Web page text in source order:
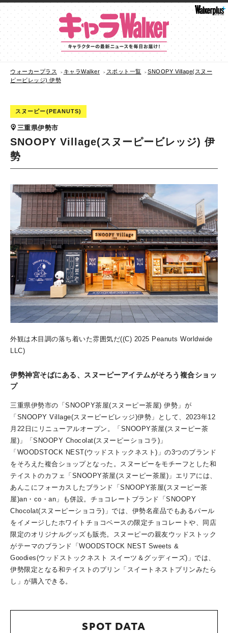
ウォーカープラス キャラWalker スポット一覧
SNOOPY Village(スヌー
ピービレッジ) 伊勢
スヌーピー(PEANUTS)
三重県伊勢市
SNOOPY Village(スヌーピービレッジ) 伊
勢
外観は木目調の落ち着いた雰囲気だ((C) 2025 Peanuts Worldwide
LLC)
伊勢神宮そばにある、スヌーピーアイテムがそろう複合ショッ
プ
三重県伊勢市の「SNOOPY茶屋(スヌーピー茶屋) 伊勢」が
「SNOOPY Village(スヌーピービレッジ)伊勢」として、2023年12
月22日にリニューアルオープン。「SNOOPY茶屋(スヌーピー茶
屋)」「SNOOPY Chocolat(スヌーピーショコラ)」
「WOODSTOCK NEST(ウッドストックネスト)」の3つのブランド
をそろえた複合ショップとなった。スヌーピーをモチーフとした和
テイストのカフェ「SNOOPY茶屋(スヌーピー茶屋)」エリアには、
あんこにフォーカスしたブランド「SNOOPY茶屋(スヌーピー茶
屋)an・co・an」も併設。チョコレートブランド「SNOOPY
Chocolat(スヌーピーショコラ)」では、伊勢名産品でもあるパール
をイメージしたホワイトチョコベースの限定チョコレートや、同店
限定のオリジナルグッズも販売。スヌーピーの親友ウッドストック
がテーマのブランド「WOODSTOCK NEST Sweets &
Goodies(ウッドストックネスト スイーツ＆グッディーズ)」では、
伊勢限定となる和テイストのプリン「スイートネストプリンみたら
し」が購入できる。
SPOT DATA